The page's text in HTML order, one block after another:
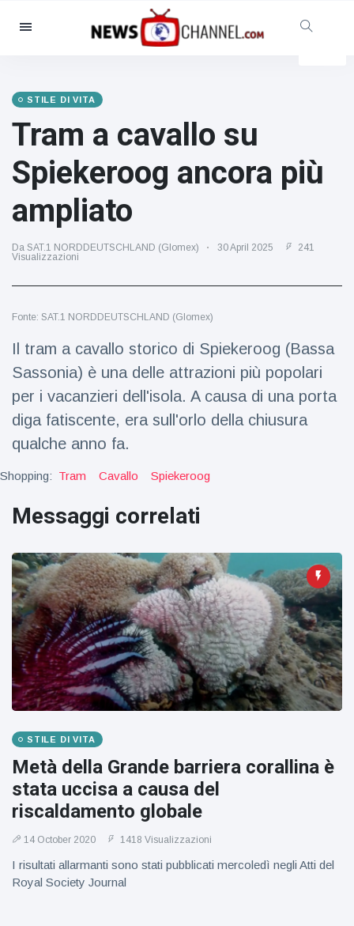
Categorie
Sociale e divertimento
Cinema e TV
(81)
Celebrità
(13938)
Moda e bellezza
Auto e motore
Cibo e bevande
(79)
Giochi
(160)
Ultime notizie
Sprouse e
Palvin
rivelano di
una
bambina
Visualizzazioni
Millie Bobby
Brown
incoraggia
sua figlia ad
essere
creativa
15 July
69
Visualizzazioni
Anne
Hathaway
definisce
Tom
Holland 'il
figlio dei
sogni’
14 July
28
Visualizzazioni
STILE DI VITA
Tram a cavallo su
Spiekeroog ancora più
ampliato
Da SAT.1 NORDDEUTSCHLAND (Glomex) 30 April 2025
241
Visualizzazioni
Fonte: SAT.1 NORDDEUTSCHLAND (Glomex)
Il tram a cavallo storico di Spiekeroog (Bassa
Sassonia) è una delle attrazioni più popolari
per i vacanzieri dell'isola. A causa di una porta
diga fatiscente, era sull'orlo della chiusura
qualche anno fa.
Shopping: Tram Cavallo Spiekeroog
Messaggi correlati
STILE DI VITA
Metà della Grande barriera corallina è
stata uccisa a causa del
riscaldamento globale
14 October 2020 1418 Visualizzazioni
I risultati allarmanti sono stati pubblicati mercoledì negli Atti del
Royal Society Journal